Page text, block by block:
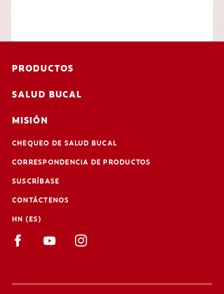
PRODUCTOS
SALUD BUCAL
MISIÓN
CHEQUEO DE SALUD BUCAL
CORRESPONDENCIA DE PRODUCTOS
SUSCRÍBASE
CONTÁCTENOS
HN (ES)